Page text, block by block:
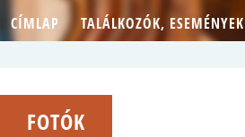
CÍMLAP TALÁLKOZÓK, ESEMÉNYEK
FOTÓK